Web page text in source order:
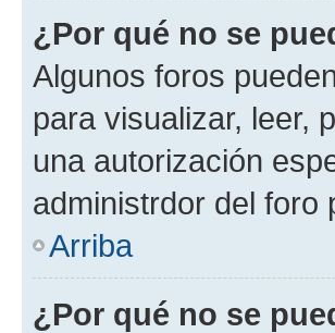
¿Por qué no se
Algunos foros
para visualizar, leer,
una autorización
administrdor del foro
Arriba
¿Por qué no se